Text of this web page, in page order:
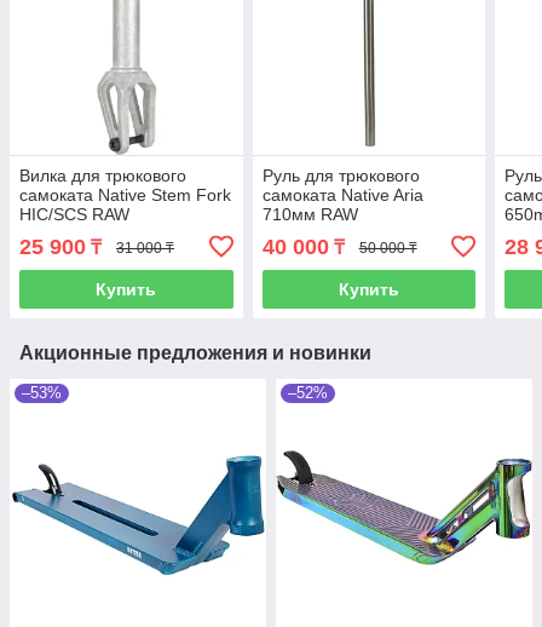
Вилка для трюкового
самоката Native Stem Fork
HIC/SCS RAW
25 900 ₸ 31 000 ₸
Купить
Руль для трюкового
самоката Native Aria
710мм RAW
40 000₸ 50 000 ₸
Купить
28
Акционные предложения и новинки
–53% –52%